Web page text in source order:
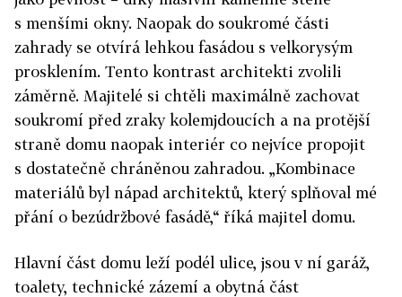
s menšími okny. Naopak do soukromé části
zahrady se otvírá lehkou fasádou s velkorysým
prosklením. Tento kontrast architekti zvolili
záměrně. Majitelé si chtěli maximálně zachovat
soukromí před zraky kolemjdoucích a na protější
straně domu naopak interiér co nejvíce propojit
s dostatečně chráněnou zahradou. „Kombinace
materiálů byl nápad architektů, který splňoval mé
přání o bezúdržbové fasádě,“ říká majitel domu.
Hlavní část domu leží podél ulice, jsou v ní garáž,
toalety, technické zázemí a obytná část